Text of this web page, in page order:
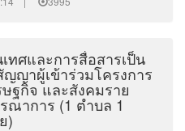
ทศและการสื่อสารเป็น
ญญาผู้เข้าร่วมโครงการ
ฐกิจ และสังคมราย
ณาการ (1 ตำบล 1
)